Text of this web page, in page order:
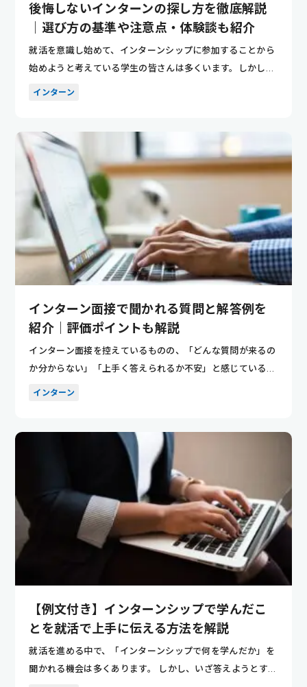
後悔しないインターンの探し方を徹底解説
｜選び方の基準や注意点・体験談も紹介
就活を意識し始めて、インターンシップに参加することから
始めようと考えている学生の皆さんは多くいます。しかし、
インターン
インターン面接で聞かれる質問と解答例を
紹介｜評価ポイントも解説
インターン面接を控えているものの、「どんな質問が来るの
か分からない」「上手く答えられるか不安」と感じている方
インターン
【例文付き】インターンシップで学んだこ
とを就活で上手に伝える方法を解説
就活を進める中で、「インターンシップで何を学んだか」を
聞かれる機会は多くあります。 しかし、いざ答えようとする